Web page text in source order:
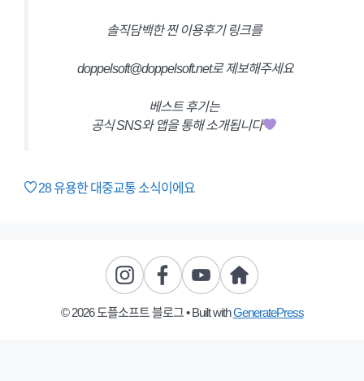
솔직담백한 찐 이용후기 링크를
doppelsoft@doppelsoft.net로 제보해주세요
베스트 후기는
공식 SNS와 앱을 통해 소개됩니다
28유용한 대중교통 소식이에요
© 2026 도플소프트 블로그• Built withGeneratePress